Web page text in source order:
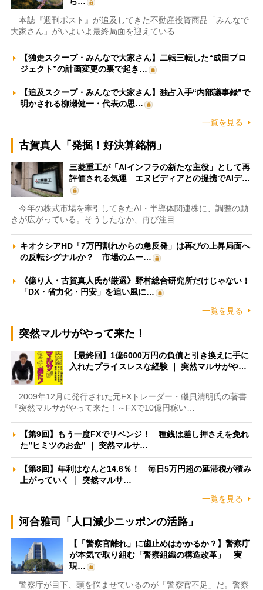
本誌『週刊ポスト』が追及してきた不動産投資商品「みんなで
大家さん」がいよいよ最終局面を迎えている…
【独走スクープ・みんなで大家さん】二転三転した“成田プロ
ジェクト”の計画変更の裏で起き…
【追及スクープ・みんなで大家さん】独占入手“内部議事録”で
明かされる柳瀬健一・代表の思…
一覧を見る
古賀真人「発掘！好決算銘柄」
三菱重工が「AIインフラの新たな主役」として再
評価される気運 エヌビディアとの提携でAIデ…
今年の株式市場を牽引してきたAI・半導体関連株に、調整の動
きが広がっている。そうしたなか、再び注目…
キオクシアHD「7万円割れからの急反発」は再びの上昇局面へ
の反転シグナルか？ 市場のムー…
《億り人・古賀真人氏が厳選》野村総合研究所だけじゃない！
「DX・省力化・円安」を追い風に…
一覧を見る
突然マルサがやって来た！
【最終回】1億6000万円の負債と引き換えに手に
入れたプライスレスな経験 ｜ 突然マルサがや…
2009年12月に発行された元FXトレーダー・磯貝清明氏の著書
『突然マルサがやって来た！～FXで10億円稼い…
【第9回】もう一度FXでリベンジ！ 種銭は差し押さえを免れ
た”ヒミツのお金” ｜ 突然マルサ…
【第8回】年利はなんと14.6％！ 毎日5万円超の延滞税が積み
上がっていく ｜ 突然マルサ…
一覧を見る
河合雅司「人口減少ニッポンの活路」
【「警察官離れ」に歯止めはかかるか？】警察庁
が本気で取り組む「警察組織の構造改革」 実
現…
警察庁が目下、頭を悩ませているのが「警察官不足」だ。警察